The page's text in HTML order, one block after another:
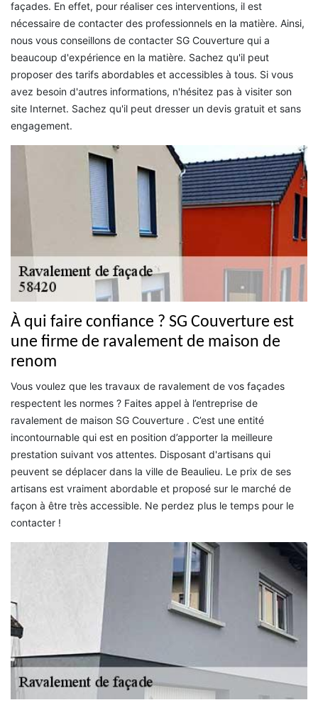
façades. En effet, pour réaliser ces interventions, il est
nécessaire de contacter des professionnels en la matière. Ainsi,
nous vous conseillons de contacter SG Couverture qui a
beaucoup d'expérience en la matière. Sachez qu'il peut
proposer des tarifs abordables et accessibles à tous. Si vous
avez besoin d'autres informations, n'hésitez pas à visiter son
site Internet. Sachez qu'il peut dresser un devis gratuit et sans
engagement.
À qui faire confiance ? SG Couverture est
une firme de ravalement de maison de
renom
Vous voulez que les travaux de ravalement de vos façades
respectent les normes ? Faites appel à l’entreprise de
ravalement de maison SG Couverture . C’est une entité
incontournable qui est en position d’apporter la meilleure
prestation suivant vos attentes. Disposant d'artisans qui
peuvent se déplacer dans la ville de Beaulieu. Le prix de ses
artisans est vraiment abordable et proposé sur le marché de
façon à être très accessible. Ne perdez plus le temps pour le
contacter !